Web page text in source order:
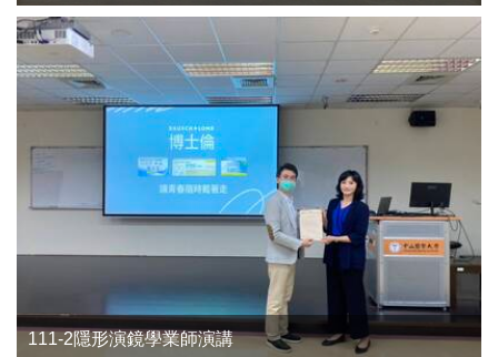
111-2隱形演鏡學業師演講